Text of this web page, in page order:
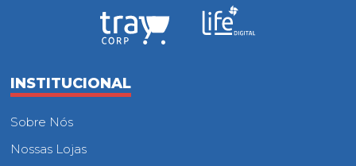
INSTITUCIONAL
Sobre Nós
Nossas Lojas